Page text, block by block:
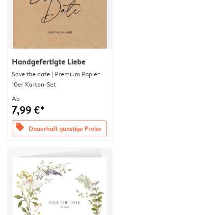
Handgefertigte Liebe
Save the date | Premium Papier
10er Karten-Set
Ab
7,99 €*
offers Dauerhaft günstige Preise